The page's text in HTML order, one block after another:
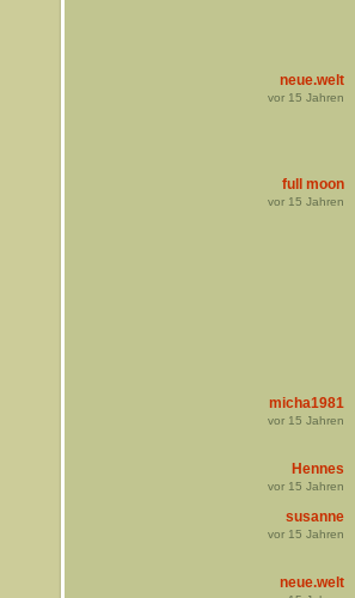
neue.welt
vor 15 Jahren
full moon
vor 15 Jahren
micha1981
vor 15 Jahren
Hennes
vor 15 Jahren
susanne
vor 15 Jahren
neue.welt